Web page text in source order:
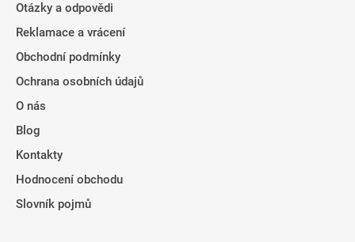
Otázky a odpovědi
Reklamace a vrácení
Obchodní podmínky
Ochrana osobních údajů
O nás
Blog
Kontakty
Hodnocení obchodu
Slovník pojmů